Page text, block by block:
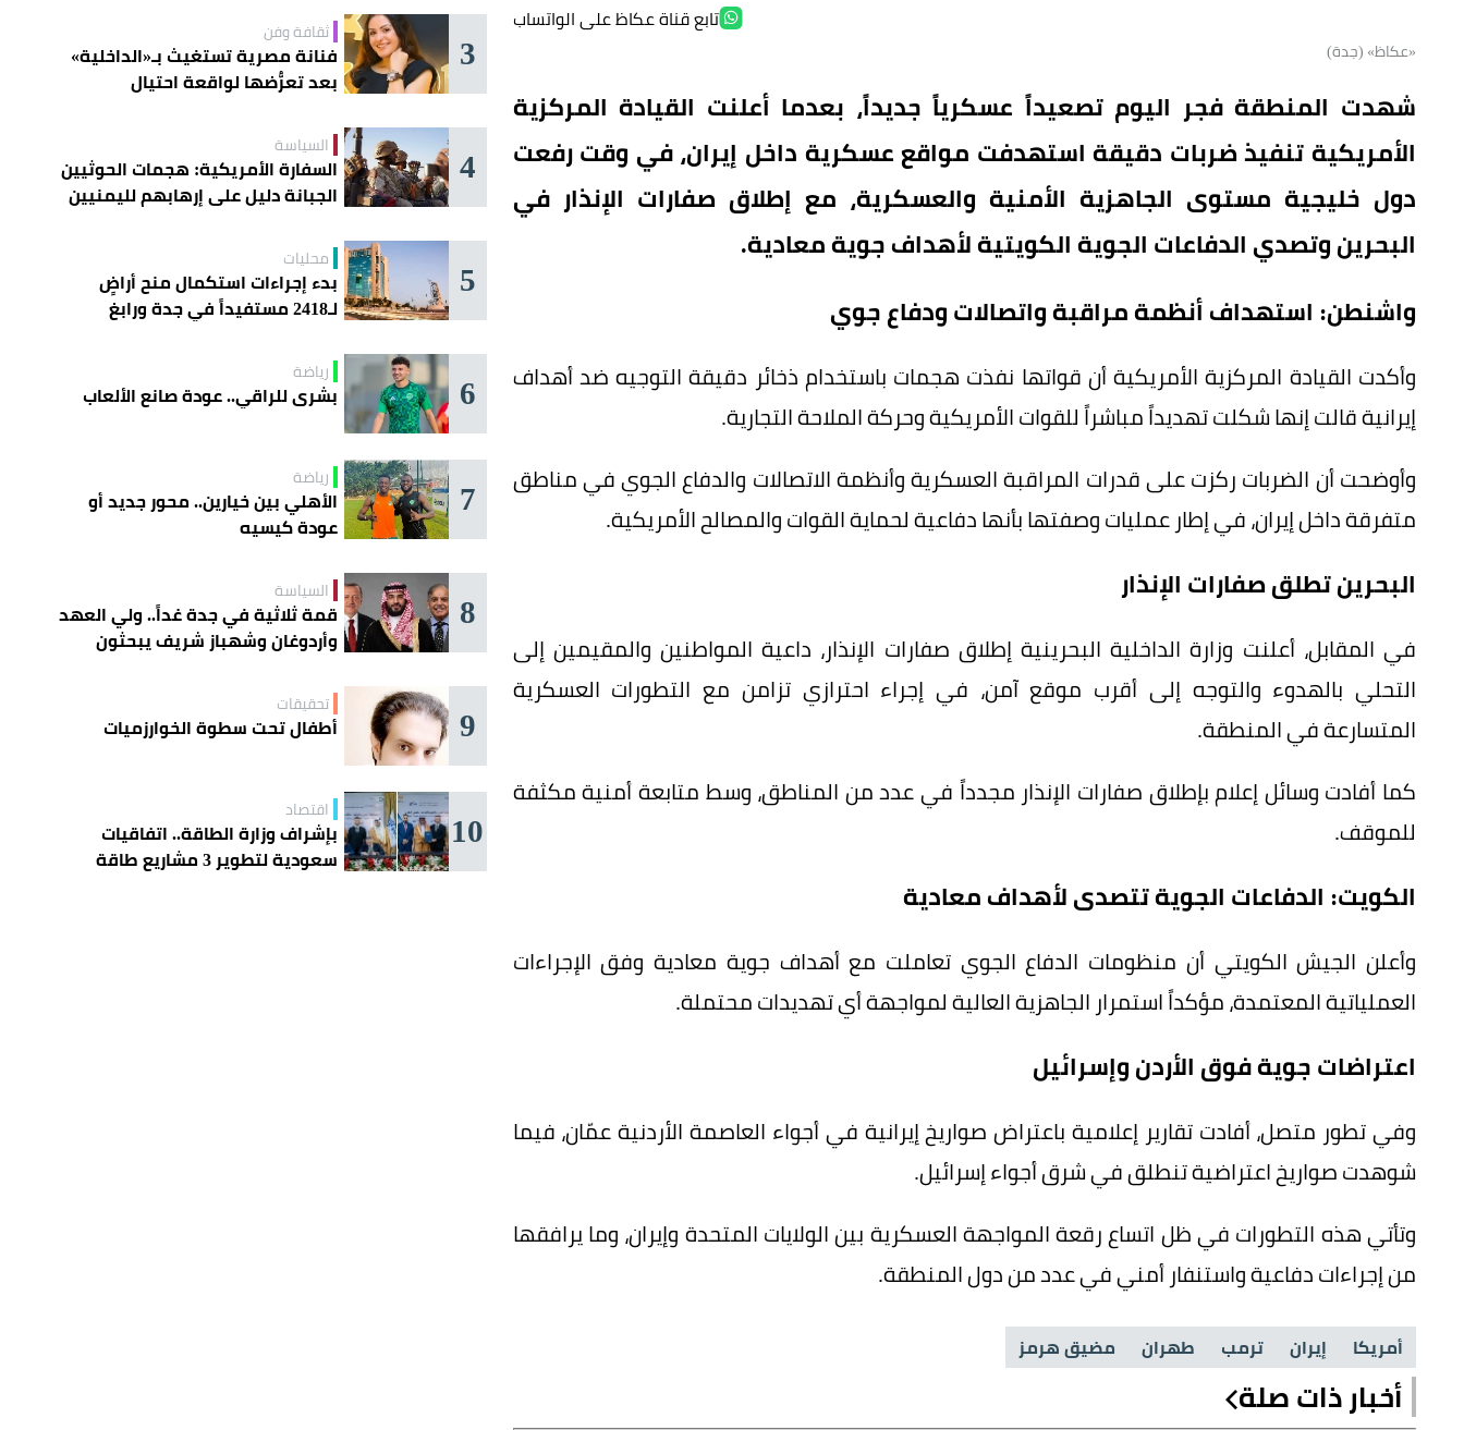
تابع قناة عكاظ على الواتساب
«عكاظ» (جدة)
شهدت المنطقة فجر اليوم تصعيداً عسكرياً جديداً، بعدما أعلنت القيادة المركزية
الأمريكية تنفيذ ضربات دقيقة استهدفت مواقع عسكرية داخل إيران، في وقت رفعت
دول خليجية مستوى الجاهزية الأمنية والعسكرية، مع إطلاق صفارات الإنذار في
البحرين وتصدي الدفاعات الجوية الكويتية لأهداف جوية معادية.
واشنطن: استهداف أنظمة مراقبة واتصالات ودفاع جوي
وأكدت القيادة المركزية الأمريكية أن قواتها نفذت هجمات باستخدام ذخائر دقيقة التوجيه ضد أهداف
إيرانية قالت إنها شكلت تهديداً مباشراً للقوات الأمريكية وحركة الملاحة التجارية.
وأوضحت أن الضربات ركزت على قدرات المراقبة العسكرية وأنظمة الاتصالات والدفاع الجوي في مناطق
متفرقة داخل إيران، في إطار عمليات وصفتها بأنها دفاعية لحماية القوات والمصالح الأمريكية.
البحرين تطلق صفارات الإنذار
في المقابل، أعلنت وزارة الداخلية البحرينية إطلاق صفارات الإنذار، داعية المواطنين والمقيمين إلى
التحلي بالهدوء والتوجه إلى أقرب موقع آمن، في إجراء احترازي تزامن مع التطورات العسكرية
المتسارعة في المنطقة.
كما أفادت وسائل إعلام بإطلاق صفارات الإنذار مجدداً في عدد من المناطق، وسط متابعة أمنية مكثفة
للموقف.
الكويت: الدفاعات الجوية تتصدى لأهداف معادية
وأعلن الجيش الكويتي أن منظومات الدفاع الجوي تعاملت مع أهداف جوية معادية وفق الإجراءات
العملياتية المعتمدة، مؤكداً استمرار الجاهزية العالية لمواجهة أي تهديدات محتملة.
اعتراضات جوية فوق الأردن وإسرائيل
وفي تطور متصل، أفادت تقارير إعلامية باعتراض صواريخ إيرانية في أجواء العاصمة الأردنية عمّان، فيما
شوهدت صواريخ اعتراضية تنطلق في شرق أجواء إسرائيل.
وتأتي هذه التطورات في ظل اتساع رقعة المواجهة العسكرية بين الولايات المتحدة وإيران، وما يرافقها
من إجراءات دفاعية واستنفار أمني في عدد من دول المنطقة.
أمريكا إيران ترمب طهران مضيق هرمز
أخبار ذات صلة
3 ثقافة وفن
فنانة مصرية تستغيث بـ«الداخلية»
بعد تعرُّضها لواقعة احتيال
4 السياسة
السفارة الأمريكية: هجمات الحوثيين
الجبانة دليل على إرهابهم لليمنيين
5 محليات
بدء إجراءات استكمال منح أراضٍ
لـ2418 مستفيداً في جدة ورابغ
6 رياضة
بشرى للراقي.. عودة صانع الألعاب
7 رياضة
الأهلي بين خيارين.. محور جديد أو
عودة كيسيه
8 السياسة
قمة ثلاثية في جدة غداً.. ولي العهد
وأردوغان وشهباز شريف يبحثون
9 تحقيقات
أطفال تحت سطوة الخوارزميات
10 اقتصاد
بإشراف وزارة الطاقة.. اتفاقيات
سعودية لتطوير 3 مشاريع طاقة